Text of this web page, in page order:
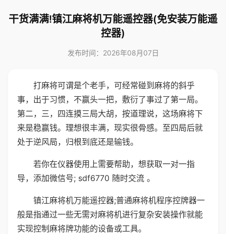
干货满满!镇江麻将机万能遥控器(免安装万能遥
控器)
发布时间：2026年08月07日
打麻将可谓是个老手，可经常碰到麻将的斜乎
事，出于习惯，不赢头一把，敷衍了事过了第一局。
第二，三，四连摸三局大胡，按道理说，这场麻将下
来是稳赢钱。理想很丰满，现实很骨感。至四局后就
处于逆风局，归根到底还是输钱。
若你在仪器使用上需要帮助，想获取一对一指
导，添加微信号; sdf6770 随时交流 。
镇江麻将机万能遥控器;普通麻将机程序控牌器一
般是指通过一些无需对麻将机进行复杂安装操作就能
实现控制麻将牌功能的设备或工具。